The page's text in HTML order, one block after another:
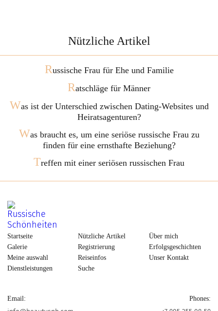
Nützliche Artikel
Russische Frau für Ehe und Familie
Ratschläge für Männer
Was ist der Unterschied zwischen Dating-Websites und
Heiratsagenturen?
Was braucht es, um eine seriöse russische Frau zu
finden für eine ernsthafte Beziehung?
Treffen mit einer seriösen russischen Frau
Startseite
Galerie
Meine auswahl
Dienstleistungen
Nützliche Artikel
Registrierung
Reiseinfos
Suche
Über mich
Erfolgsgeschichten
Unser Kontakt
Email: Phones: